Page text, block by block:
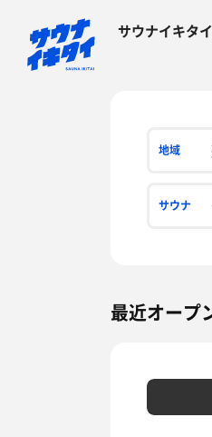
サウナイキタ
地域
サウナ
最近オープ